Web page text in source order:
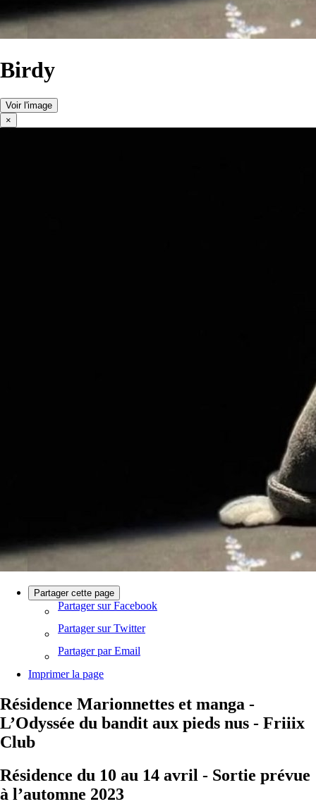
Birdy
Voir l'image
×
Partager cette page
Partager sur Facebook
Partager sur Twitter
Partager par Email
Imprimer la page
Résidence Marionnettes et manga -
L’Odyssée du bandit aux pieds nus - Friiix
Club
Résidence du 10 au 14 avril - Sortie prévue
à l’automne 2023